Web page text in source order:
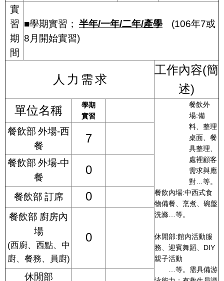
實
習
期
間
■學期實習； 半年/一年/二年/產學 (106年7或
8 月開始實習)
人 力 需求
工作內容(簡
述)
單位名稱
學期
實習
餐飲外
場:備
料、整理
桌面、餐
具整理、
處裡顧客
需求與應
對… 等。
餐飲內場:中西式食
物備餐、烹煮、碗盤
洗滌
等。
休閒部:館內活動服
務、迎賓舞蹈、 DIY
親子活動
等。需具備游
餐飲部 外場-西
餐
7
餐飲部 外場-中
餐
0
餐飲部 訂席 0
餐飲部 廚房內
場
(西廚、西點、中
廚、餐務、員廚)
0
休閒部